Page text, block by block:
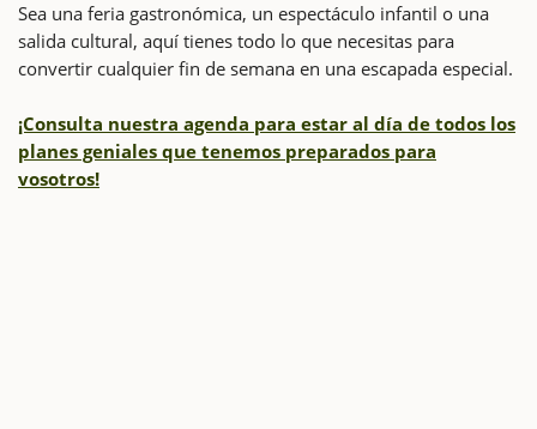
Sea una feria gastronómica, un espectáculo infantil o una
salida cultural, aquí tienes todo lo que necesitas para
convertir cualquier fin de semana en una escapada especial.
¡Consulta nuestra agenda para estar al día de todos los
planes geniales que tenemos preparados para
vosotros!